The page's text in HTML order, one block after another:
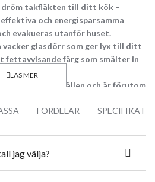
dröm takfläkten till ditt kök –
och energisparsamma
evakueras utanför huset.
vacker glasdörr som ger lyx till ditt
fettavvisande färg som smälter in
upp hela spishällen och är förutom
lyset när som helst via den
FÖRDELAR
jag välja?